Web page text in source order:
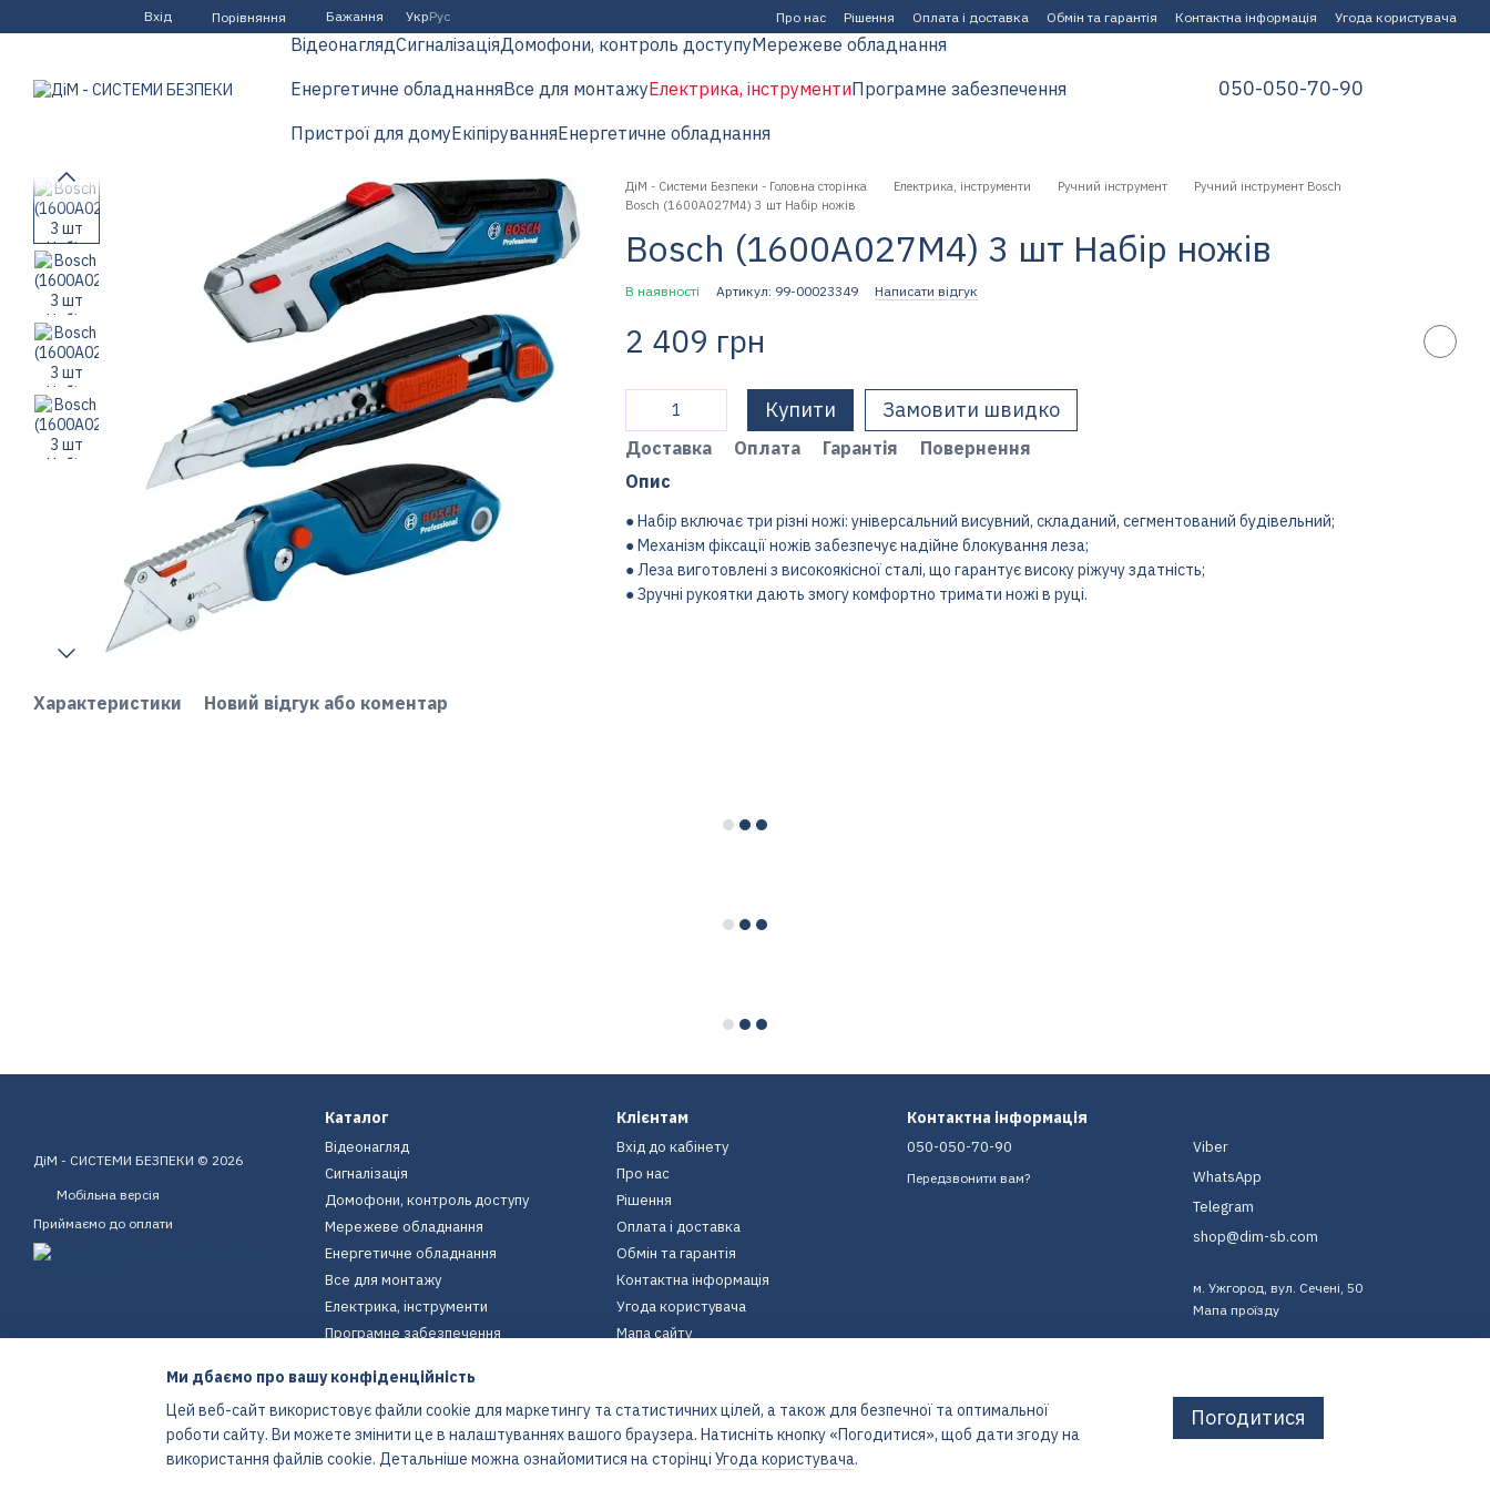
Перейти до основного контенту
Вхід Порівняння Бажання УкрРус Про нас Рішення Оплата і доставка Обмін та гарантія Контактна інформація Угода користувача
ВідеонаглядСигналізаціяДомофони, контроль доступуМережеве обладнання
Енергетичне обладнанняВсе для монтажуЕлектрика, інструментиПрограмне забезпечення
Пристрої для домуЕкіпіруванняЕнергетичне обладнання
050-050-70-90
Характеристики Новий відгук або коментар
ДіМ - Системи Безпеки - Головна сторінка Електрика, інструменти Ручний інструмент
Ручний інструмент Bosch
Bosch (1600A027M4) 3 шт Набір ножів
Bosch (1600A027M4) 3 шт Набір ножів
В наявності Артикул: 99-00023349 Написати відгук
2 409 грн
Купити Замовити швидко
Доставка Оплата Гарантія
Повернення
Опис
● Набір включає три різні ножі: універсальний висувний, складаний, сегментований будівельний;
● Механізм фіксації ножів забезпечує надійне блокування леза;
● Леза виготовлені з високоякісної сталі, що гарантує високу ріжучу здатність;
● Зручні рукоятки дають змогу комфортно тримати ножі в руці.
ДіМ - СИСТЕМИ БЕЗПЕКИ © 2026
Мобільна версія
Приймаємо до оплати
Інтернет-магазин створений з Хорошоп
Каталог
Відеонагляд
Сигналізація
Домофони, контроль доступу
Мережеве обладнання
Енергетичне обладнання
Все для монтажу
Електрика, інструменти
Програмне забезпечення
Екіпірування
Енергетичне обладнання
Клієнтам
Вхід до кабінету
Про нас
Рішення
Оплата і доставка
Обмін та гарантія
Контактна інформація
Угода користувача
Мапа сайту
Контактна інформація
050-050-70-90
Передзвонити вам?
Viber
WhatsApp
Telegram
shop@dim-sb.com
м. Ужгород, вул. Сечені, 50
Мапа проїзду
Ми дбаємо про вашу конфіденційність
Цей веб-сайт використовує файли cookie для маркетингу та статистичних цілей, а також для безпечної та оптимальної
роботи сайту. Ви можете змінити це в налаштуваннях вашого браузера. Натисніть кнопку «Погодитися», щоб дати згоду на
використання файлів cookie. Детальніше можна ознайомитися на сторінці Угода користувача.
Погодитися